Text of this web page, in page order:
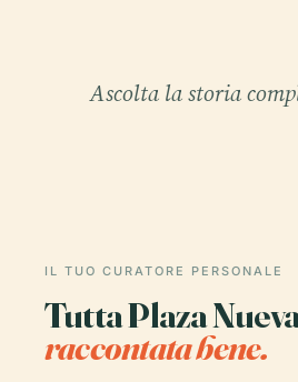
Ascolta la storia
IL TUO CURATORE PERSONALE
Tutta Plaza
raccontata bene.